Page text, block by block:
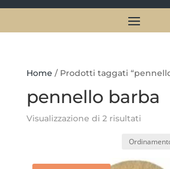
Home / Prodotti taggati
pennello barba
Visualizzazione di 2 risultati